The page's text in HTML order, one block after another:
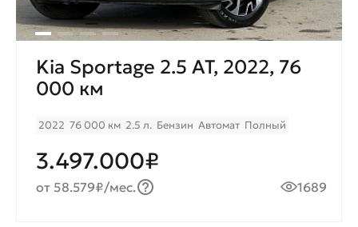
Kia Sportage 2.5 AT, 2022, 76
000 км
2022 76 000 км 2.5 л. Бензин Автомат Полный
3.497.000₽
от 58.579₽/мес. 1689